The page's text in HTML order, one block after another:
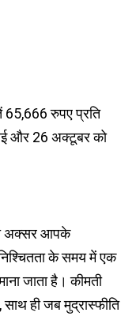
65,666 रुपए प्रति
और 26 अक्टूबर को
अक्सर आपके
के समय में एक
जाता है। कीमती
ही जब मुद्रास्फीति